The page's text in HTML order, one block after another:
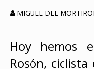
MIGUEL DEL
Hoy hemos
Rosón, ciclista